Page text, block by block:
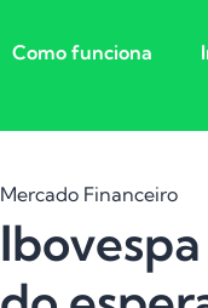
Como funciona
Mercado Financeiro